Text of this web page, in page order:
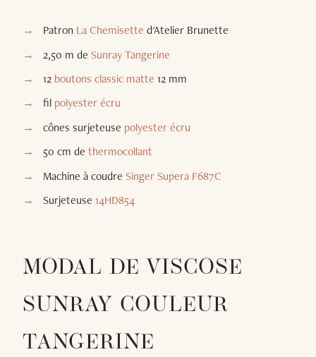
Patron La Chemisette d'Atelier Brunette
2,50 m de Sunray Tangerine
12 boutons classic matte 12 mm
fil polyester écru
cônes surjeteuse polyester écru
50 cm de thermocollant
Machine à coudre Singer Supera F687C
Surjeteuse 14HD854
MODAL DE VISCOSE
SUNRAY COULEUR
TANGERINE